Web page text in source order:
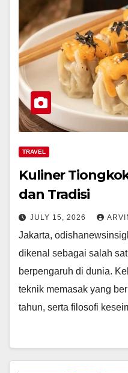
TRAVEL
Kuliner
dan Tradisi
JULY 15, 2026
Jakarta,
dikenal sebagai salah
berpengaruh di dunia.
teknik memasak yang
tahun, serta filosofi